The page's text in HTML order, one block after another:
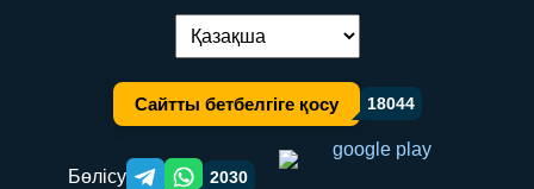
Тілді ауыстыру:
Сайтты бетбелгіге қосу 18044
Бөлісу Telegram orqali ulashish
WhatsApp orqali ulashish
2030